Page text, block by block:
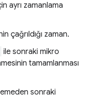
ayrı zamanlama
çağrıldığı zaman.
ile sonraki mikro
tamamlanması
sonraki